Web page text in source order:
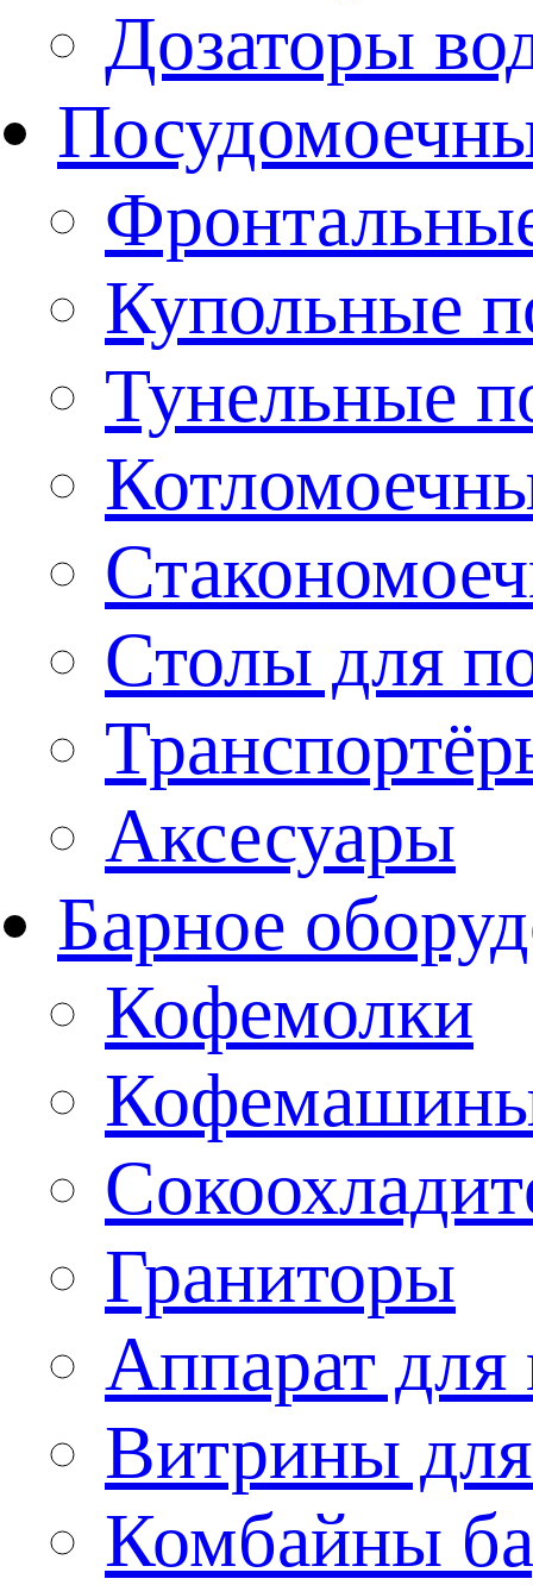
Дозаторы
Купольные
Тунельные
Столы для
Аксесуары
Барное
Кофемолки
Граниторы
Аппарат для
Витрины
Комбайны